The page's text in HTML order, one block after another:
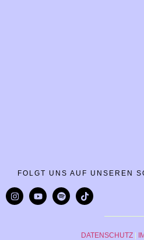
FOLGT UNS AUF UNSEREN
DATENSCHUTZ|